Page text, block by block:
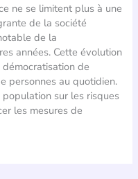
ne se limitent plus à une
de la société
de la
années. Cette évolution
de
personnes au quotidien.
sur les risques
les mesures de